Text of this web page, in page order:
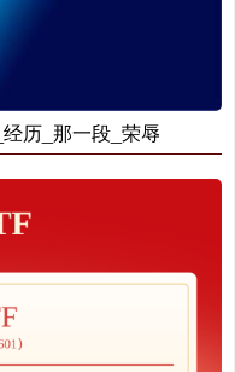
历_那一段_荣辱